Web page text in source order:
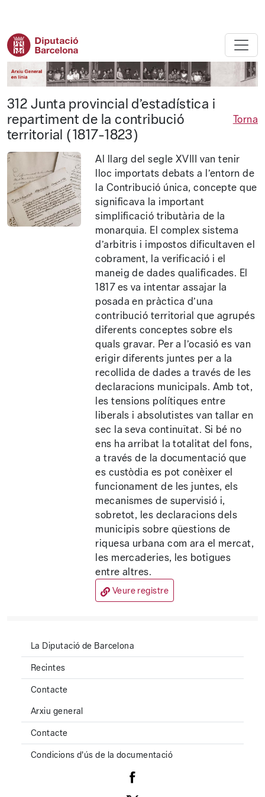
Diputació de Barcelona - Arxiu
312 Junta provincial d’estadística i
repartiment de la contribució
territorial (1817-1823)
Torna
Al llarg del segle XVIII van tenir
lloc importats debats a l’entorn de
la Contribució única, concepte que
significava la important
simplificació tributària de la
monarquia. El complex sistema
d’arbitris i impostos dificultaven el
cobrament, la verificació i el
maneig de dades qualificades. El
1817 es va intentar assajar la
posada en pràctica d’una
contribució territorial que agrupés
diferents conceptes sobre els
quals gravar. Per a l’ocasió es van
erigir diferents juntes per a la
recollida de dades a través de les
declaracions municipals. Amb tot,
les tensions polítiques entre
liberals i absolutistes van tallar en
sec la seva continuïtat. Si bé no
ens ha arribat la totalitat del fons,
a través de la documentació que
es custòdia es pot conèixer el
funcionament de les juntes, els
mecanismes de supervisió i,
sobretot, les declaracions dels
municipis sobre qüestions de
riquesa urbana com ara el mercat,
les mercaderies, les botigues
entre altres.
Veure registre
La Diputació de Barcelona
Recintes
Contacte
Arxiu general
Contacte
Condicions d'ús de la documentació